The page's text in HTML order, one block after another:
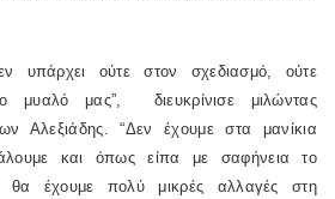
υπάρχει ούτε στον σχεδιασμό, ούτε
μυαλό μας”, διευκρίνισε μιλώντας
Αλεξιάδης. “Δεν έχουμε στα μανίκια
και όπως είπα με σαφήνεια το
έχουμε πολύ μικρές αλλαγές στη